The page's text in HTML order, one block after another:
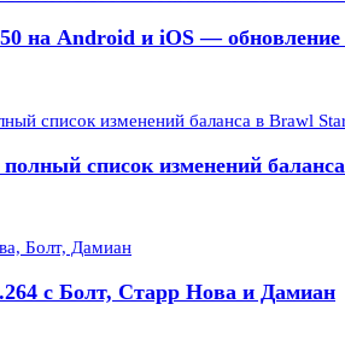
на Android и iOS —
список изменений
с Болт, Старр Нова и Дамиан